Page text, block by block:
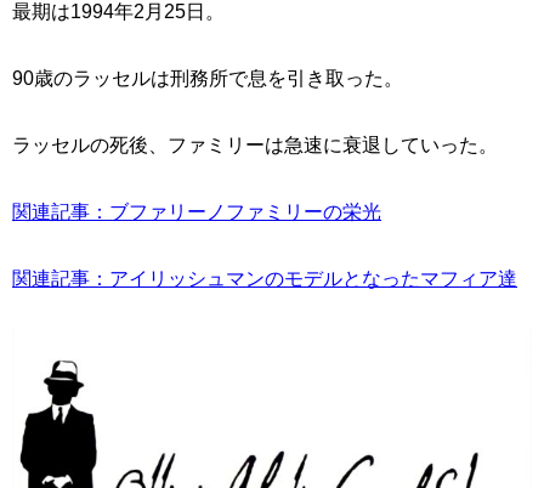
最期は1994年2月25日。
90歳のラッセルは刑務所で息を引き取った。
ラッセルの死後、ファミリーは急速に衰退していった。
関連記事：ブファリーノファミリーの栄光
関連記事：アイリッシュマンのモデルとなったマフィア達